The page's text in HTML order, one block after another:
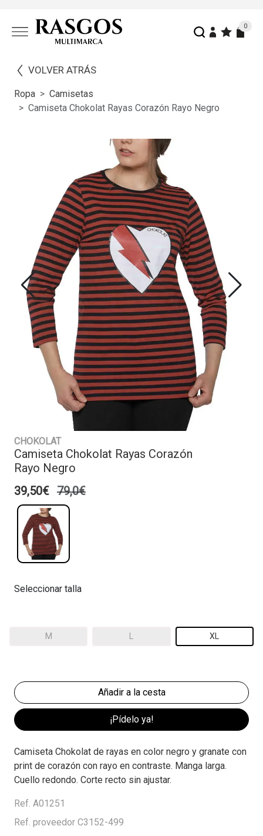
0
VOLVER ATRÁS
Ropa
Camisetas
Camiseta Chokolat Rayas Corazón Rayo Negro
CHOKOLAT
Camiseta Chokolat Rayas Corazón
Rayo Negro
39,50€ 79,0€
Seleccionar talla
M L XL
¡Pídelo ya!
Camiseta Chokolat de rayas en color negro y granate con
print de corazón con rayo en contraste. Manga larga.
Cuello redondo. Corte recto sin ajustar.
Ref. A01251
Ref. proveedor C3152-499